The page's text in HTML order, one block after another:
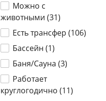
Можно с
животными (31)
Есть трансфер (106)
Бассейн (1)
Баня/Сауна (3)
Работает
круглогодично (11)